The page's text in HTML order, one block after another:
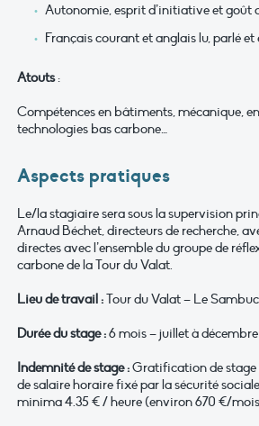
Autonomie, esprit d’initiative et goût
Français courant et anglais lu, parlé et
Atouts:
Compétences en bâtiments, mécanique,
technologies bas carbone…
Aspects pratiques
Le/la stagiaire sera sous la supervision
Arnaud Béchet, directeurs de recherche,
directes avec l’ensemble du groupe de
carbone de la Tour du Valat.
Lieu de travail :Tour du Valat – Le
Durée du stage :6 mois – juillet à
Indemnité de stage :Gratification de
de salaire horaire fixé par la sécurité
minima 4.35 € / heure (environ 670 €/